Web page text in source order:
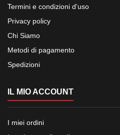
Termini e condizioni d'uso
Privacy policy
Chi Siamo
Metodi di pagamento
Spedizioni
IL MIO ACCOUNT
I miei ordini